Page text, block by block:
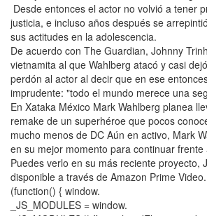
Desde entonces el actor no volvió a tener
justicia, e incluso años después se
sus actitudes en la adolescencia.
De acuerdo con The Guardian, Johnny
vietnamita al que Wahlberg atacó y casi
perdón al actor al decir que en ese
imprudente: "todo el mundo merece una
En Xataka México Mark Wahlberg planea
remake de un superhéroe que pocos
mucho menos de DC Aún en activo, Mark
en su mejor momento para continuar frente
Puedes verlo en su más reciente proyecto,
disponible a través de Amazon Prime Video.
(function() { window.
_JS_MODULES = window.